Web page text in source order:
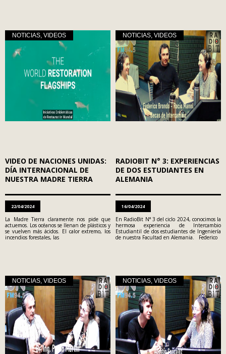
NOTICIAS VIDEOS
VIDEO DE NACIONES UNIDAS:
DÍA INTERNACIONAL DE
NUESTRA MADRE TIERRA
22/04/2024
La Madre Tierra claramente nos pide que
actuemos. Los océanos se llenan de plásticos y
se vuelven más ácidos. El calor extremo, los
incendios forestales, las
NOTICIAS VIDEOS
RADIOBIT N° 3: EXPERIENCIAS
DE DOS ESTUDIANTES EN
ALEMANIA
16/04/2024
En RadioBit N° 3 del ciclo 2024, conocimos la
hermosa experiencia de Intercambio
Estudiantil de dos estudiantes de Ingeniería
de nuestra Facultad en Alemania. Federico
NOTICIAS, VIDEOS NOTICIAS, VIDEOS